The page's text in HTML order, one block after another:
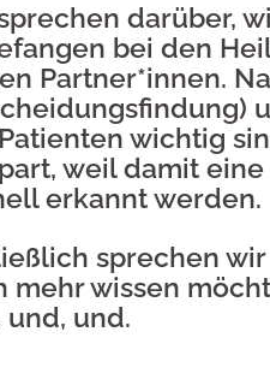
darüber,
bei den
Partner*innen.
wichtig
weil damit
erkannt werden.
sprechen
mehr wissen
und, und.